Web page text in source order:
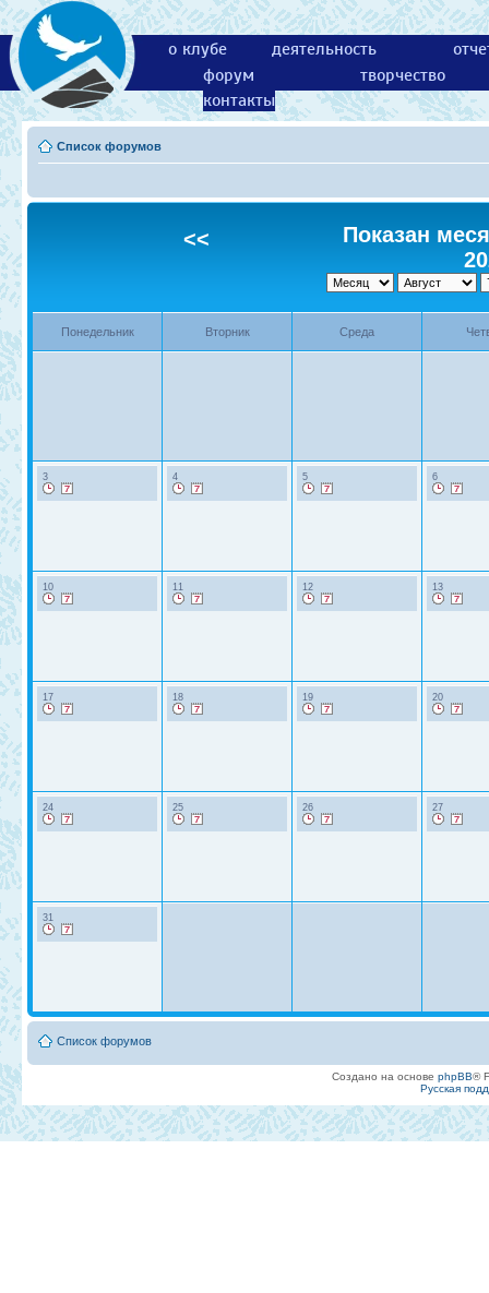
о клубе деятельность
форум
творчество
контакты
Список форумов
<<
Показан
Понедельник Вторник Среда
3 4 5 6
10 11 12 13
17 18 19 20
24 25 26 27
31
Список форумов
Создано на основе phpBB®
Русская